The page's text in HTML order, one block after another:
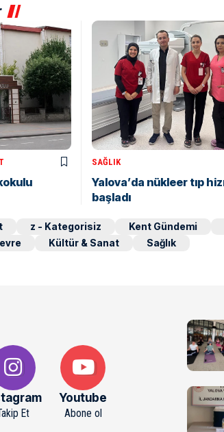
SAĞLIK
Yalova’da nükleer tıp
başladı
z - Kategorisiz Kent Gündemi
Kültür & Sanat Sağlık
Et
Youtube
Abone ol